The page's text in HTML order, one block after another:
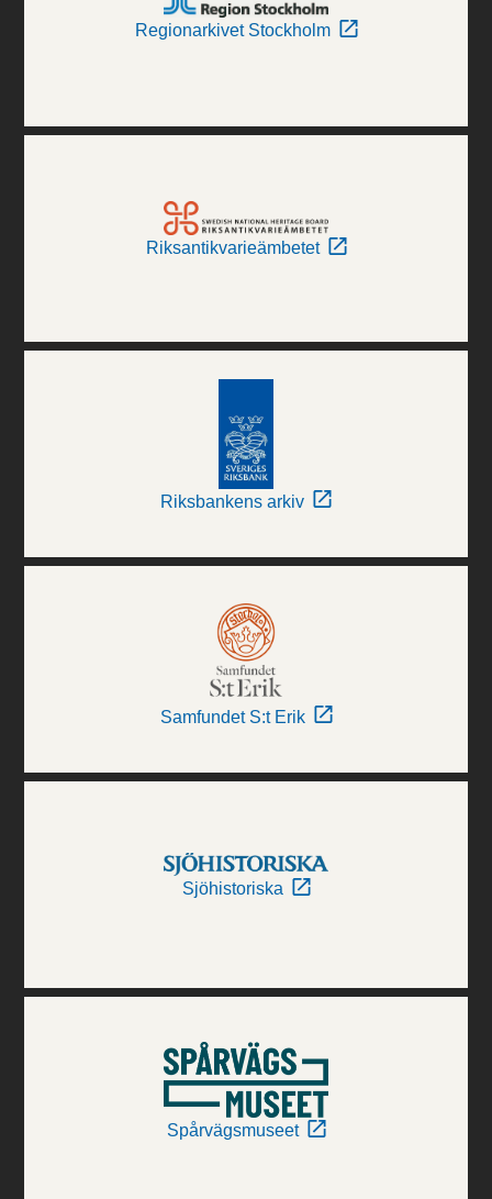
Regionarkivet Stockholm
Riksantikvarieämbetet
Riksbankens arkiv
Samfundet S:t Erik
Sjöhistoriska
Spårvägsmuseet